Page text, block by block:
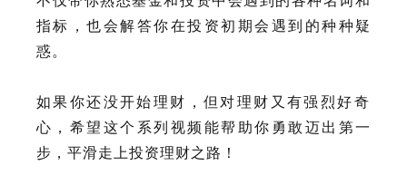
指标，也会解答你在投资初期会遇到的种种疑
惑。
如果你还没开始理财，但对理财又有强烈好奇
心，希望这个系列视频能帮助你勇敢迈出第一
步，平滑走上投资理财之路！